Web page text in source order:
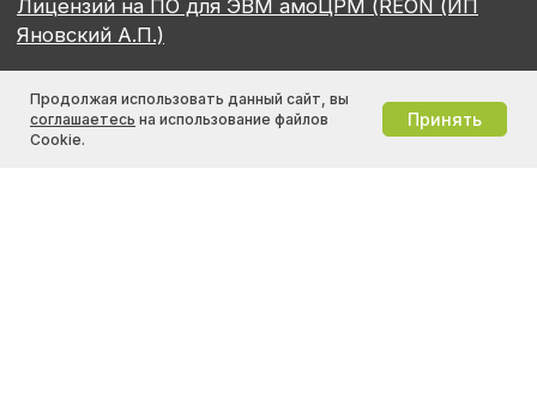
Продолжая использовать данный сайт, вы
соглашаетесь на использование файлов
Cookie.
Принять